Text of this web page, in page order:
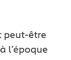
peut-être
l’époque